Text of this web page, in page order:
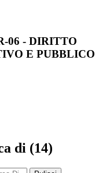
06 - DIRITTO
E PUBBLICO
di (14)